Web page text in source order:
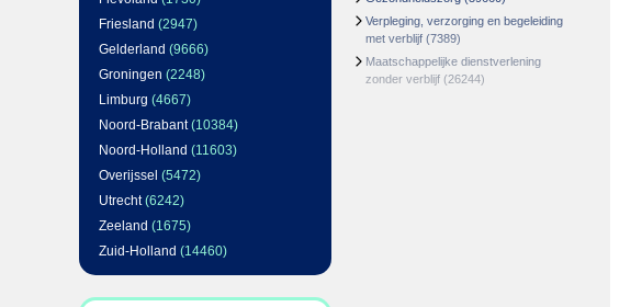
Friesland (2947)
Gelderland (9666)
Groningen (2248)
Limburg (4667)
Noord-Brabant(10384)
Noord-Holland (11603)
Overijssel (5472)
Utrecht(6242)
Zeeland (1675)
Zuid-Holland (14460)
Verpleging, verzorging en begeleiding
met verblijf (7389)
Maatschappelijke dienstverlening
zonder verblijf (26244)